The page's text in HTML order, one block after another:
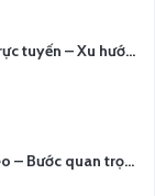
Quay & dựng bài giảng trực tuyến – Xu hướng đào tạo thời đại số
Dịch vụ viết kịch bản video – Bước quan trọng quyết định thành công nội dung